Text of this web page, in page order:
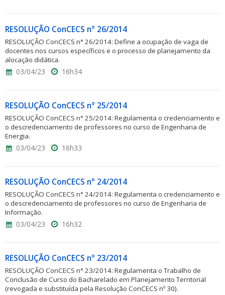
RESOLUÇÃO ConCECS n° 26/2014
RESOLUÇÃO ConCECS n° 26/2014: Define a ocupação de vaga de
docentes nos cursos específicos e o processo de planejamento da
alocação didática.
03/04/23 16h34
RESOLUÇÃO ConCECS n° 25/2014
RESOLUÇÃO ConCECS n° 25/2014: Regulamenta o credenciamento e
o descredenciamento de professores no curso de Engenharia de
Energia.
03/04/23 16h33
RESOLUÇÃO ConCECS n° 24/2014
RESOLUÇÃO ConCECS n° 24/2014: Regulamenta o credenciamento e
o descredenciamento de professores no curso de Engenharia de
Informação.
03/04/23 16h32
RESOLUÇÃO ConCECS n° 23/2014
RESOLUÇÃO ConCECS n° 23/2014: Regulamenta o Trabalho de
Conclusão de Curso do Bacharelado em Planejamento Territorial
(revogada e substituída pela Resolução ConCECS nº 30).